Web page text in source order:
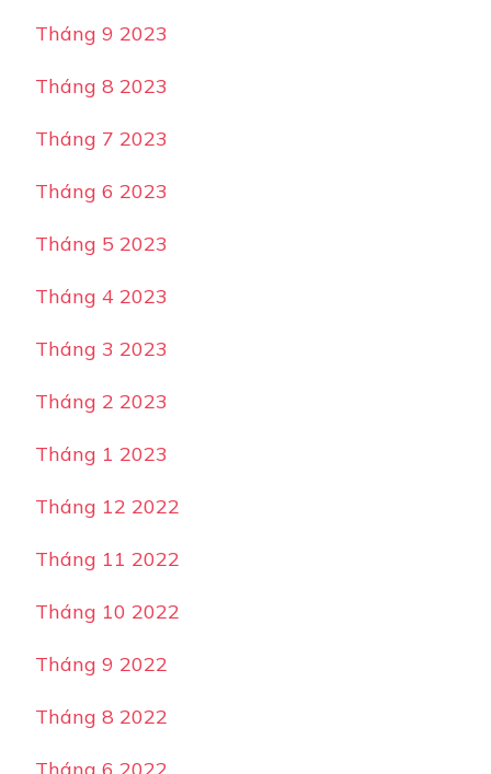
Tháng 9 2023
Tháng 8 2023
Tháng 7 2023
Tháng 6 2023
Tháng 5 2023
Tháng 4 2023
Tháng 3 2023
Tháng 2 2023
Tháng 1 2023
Tháng 12 2022
Tháng 11 2022
Tháng 10 2022
Tháng 9 2022
Tháng 8 2022